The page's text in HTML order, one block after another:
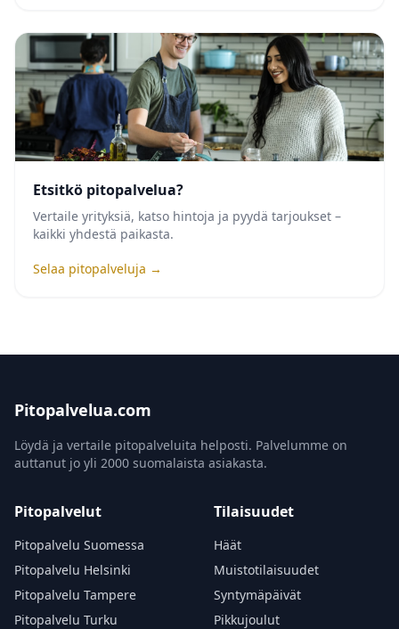
Etsitkö pitopalvelua?
Vertaile yrityksiä, katso hintoja ja pyydä tarjoukset –
kaikki yhdestä paikasta.
Selaa pitopalveluja →
Pitopalvelua.com
Löydä ja vertaile pitopalveluita helposti. Palvelumme on
auttanut jo yli 2000 suomalaista asiakasta.
Pitopalvelut
Pitopalvelu Suomessa
Pitopalvelu Helsinki
Pitopalvelu Tampere
Pitopalvelu Turku
Tilaisuudet
Häät
Muistotilaisuudet
Syntymäpäivät
Pikkujoulut